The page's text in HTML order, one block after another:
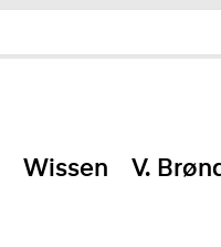
Wissen
V.